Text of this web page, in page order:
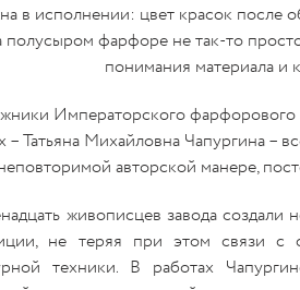
в исполнении: цвет красок после
фарфоре не так-то
понимания материала и
Императорского
Татьяна Михайловна Чапургина
авторской манере,
живописцев завода создали
не теряя при этом связи с
техники. В работах